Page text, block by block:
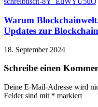
Warum
Updates zur
18. September 2024
Schreibe einen
Deine E-Mail-Adresse wird
Felder sind mit * markiert